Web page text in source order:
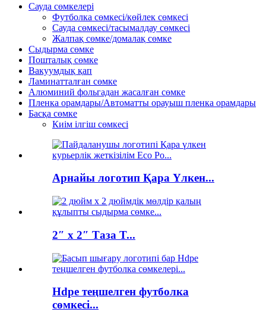
Сауда сөмкелері
Футболка сөмкесі/көйлек сөмкесі
Сауда сөмкесі/тасымалдау сөмкесі
Жалпақ сөмке/домалақ сөмке
Сыдырма сөмке
Пошталық сөмке
Вакуумдық қап
Ламинатталған сөмке
Алюминий фольгадан жасалған сөмке
Пленка орамдары/Автоматты орауыш пленка орамдары
Басқа сөмке
Киім ілгіш сөмкесі
Арнайы логотип Қара Үлкен...
2″ x 2″ Таза T...
Hdpe теңшелген футболка
сөмкесі...